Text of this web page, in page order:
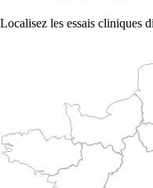
Localisez les essais cliniques